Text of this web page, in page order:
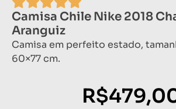
Camisa Chile Nike 2018
Aranguiz
Camisa em perfeito estado,
60×77 cm.
R$